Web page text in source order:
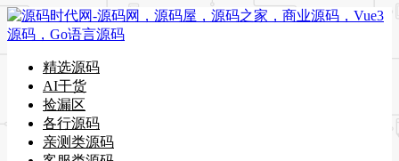
精选源码
AI干货
捡漏区
各行源码
亲测类源码